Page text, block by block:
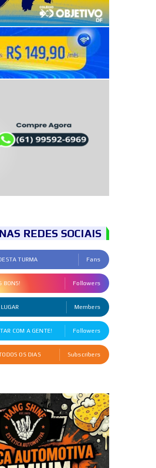
REDES SOCIAIS
TURMA Fans
BONS! Followers
Members
COM A GENTE! Followers
OS DIAS Subscribers